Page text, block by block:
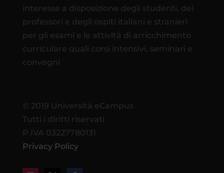
interesse a disposizione degli studenti, dei
professori e degli ospiti italiani e stranieri
per gli esami e le attività di arricchimento
curriculare quali corsi intensivi, seminari e
convegni
© 2019 Università eCampus
Tutti i diritti riservati
P.IVA 03227780131
Privacy Policy